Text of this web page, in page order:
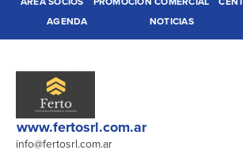
AGENDA
NOTICIAS
www.fertosrl.com.ar
info@fertosrl.com.ar